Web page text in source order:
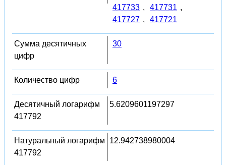
417733 , 417731 ,
417727 , 417721
Сумма десятичных
цифр
30
Количество цифр 6
Десятичный логарифм
417792
5.6209601197297
Натуральный логарифм
417792
12.942738980004